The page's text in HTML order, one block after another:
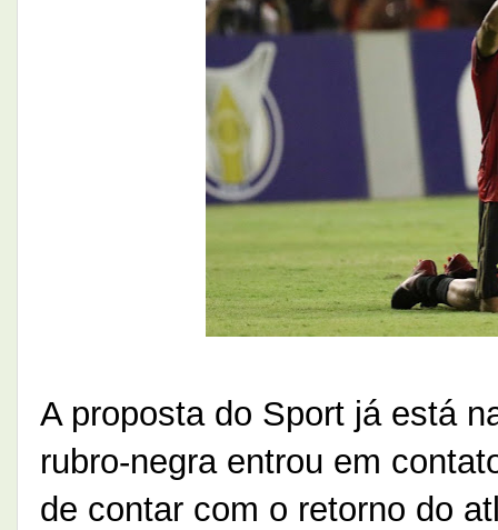
A proposta do Sport já está
rubro-negra entrou em
de contar com o retorno do